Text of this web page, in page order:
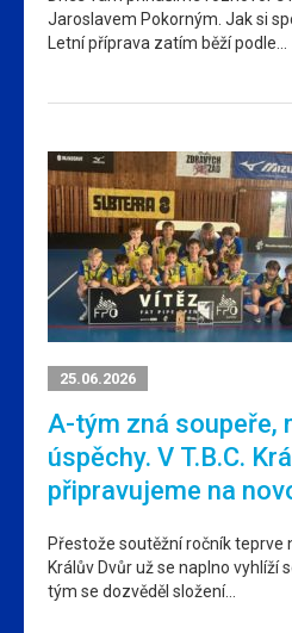
Jaroslavem Pokorným. Jak si
Letní příprava zatím běží podle…
25.06.2026
A-tým zná soupeře,
úspěchy. V T.B.C.
připravujeme na
Přestože soutěžní ročník teprve
Králův Dvůr už se naplno vyhlíží
tým se dozvěděl složení…